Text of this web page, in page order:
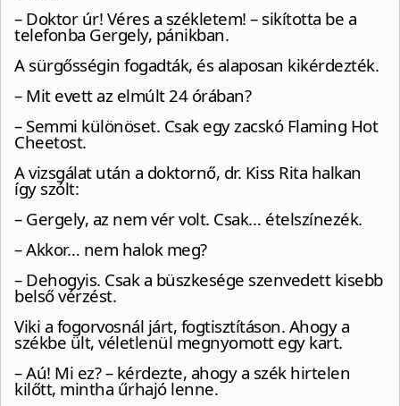
– Doktor úr! Véres a székletem! – sikította be a
telefonba Gergely, pánikban.
A sürgősségin fogadták, és alaposan kikérdezték.
– Mit evett az elmúlt 24 órában?
– Semmi különöset. Csak egy zacskó Flaming Hot
Cheetost.
A vizsgálat után a doktornő, dr. Kiss Rita halkan
így szólt:
– Gergely, az nem vér volt. Csak… ételszínezék.
– Akkor… nem halok meg?
– Dehogyis. Csak a büszkesége szenvedett kisebb
belső vérzést.
Viki a fogorvosnál járt, fogtisztításon. Ahogy a
székbe ült, véletlenül megnyomott egy kart.
– Aú! Mi ez? – kérdezte, ahogy a szék hirtelen
kilőtt, mintha űrhajó lenne.